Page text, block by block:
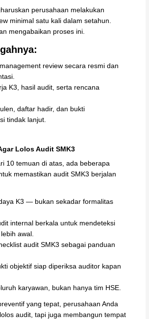
perusahaan melakukan
minimal satu kali dalam setahun.
mengabaikan proses ini.
review secara resmi dan
K3, hasil audit, serta rencana
daftar hadir, dan bukti
tindak lanjut.
Lolos Audit SMK3
10 temuan di atas, ada beberapa
memastikan audit SMK3 berjalan
K3 — bukan sekadar formalitas
internal berkala untuk mendeteksi
awal.
audit SMK3 sebagai panduan
objektif siap diperiksa auditor kapan
karyawan, bukan hanya tim HSE.
yang tepat, perusahaan Anda
audit, tapi juga membangun tempat